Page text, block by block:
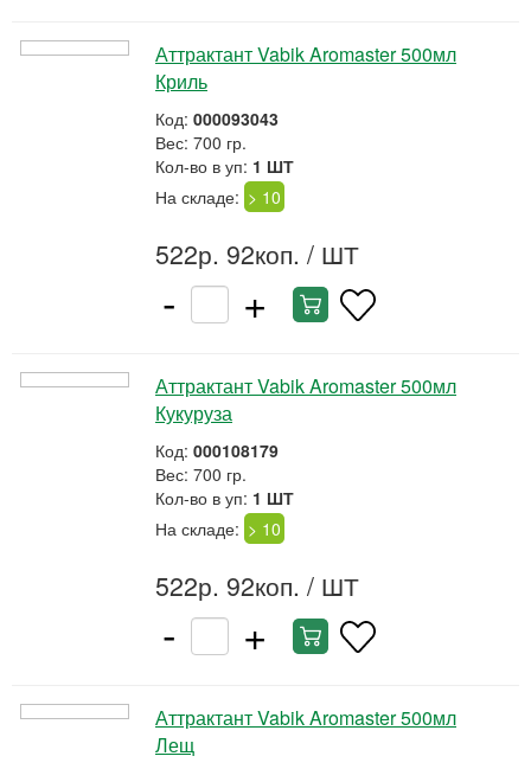
Аттрактант Vabik Aromaster 500мл
Криль
Код: 000093043
Вес: 700 гр.
Кол-во в уп: 1 ШТ
На складе: > 10
522р. 92коп. / ШТ
- +
Аттрактант Vabik Aromaster 500мл
Кукуруза
Код: 000108179
Вес: 700 гр.
Кол-во в уп: 1 ШТ
На складе: > 10
522р. 92коп. / ШТ
- +
Аттрактант Vabik Aromaster 500мл
Лещ